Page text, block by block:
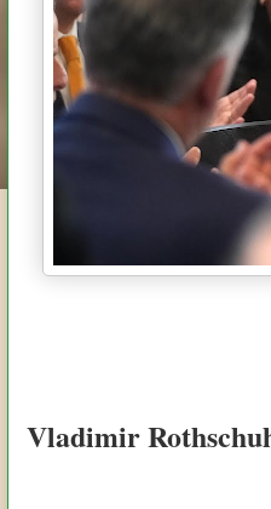
Vladimir